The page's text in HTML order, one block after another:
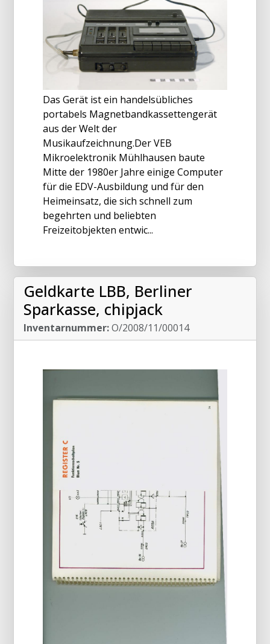
Das Gerät ist ein handelsübliches
portabels Magnetbandkassettengerät
aus der Welt der
Musikaufzeichnung.Der VEB
Mikroelektronik Mühlhausen baute
Mitte der 1980er Jahre einige Computer
für die EDV-Ausbildung und für den
Heimeinsatz, die sich schnell zum
begehrten und beliebten
Freizeitobjekten entwic...
Geldkarte LBB, Berliner
Sparkasse, chipjack
Inventarnummer:O/2008/11/00014